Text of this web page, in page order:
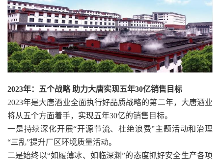
2023年：五个战略 助力大唐实现五年30亿销售目标
2023年是大唐酒业全面执行好品质战略的第二年，大唐酒业
将从五个方面着手，实现五年30亿的销售目标。
一是持续深化开展“开源节流、杜绝浪费”主题活动和治理
“三乱”提升厂区环境质量活动。
二是始终以“如履薄冰、如临深渊”的态度抓好安全生产各项